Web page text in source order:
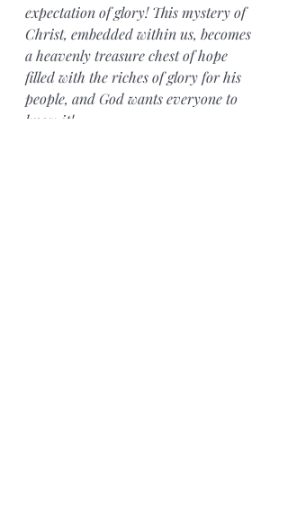
expectation of glory! This mystery of
Christ, embedded within us, becomes
a heavenly treasure chest of hope
filled with the riches of glory for his
people, and God wants everyone to
know it!